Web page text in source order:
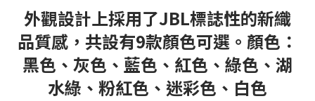
外觀設計上採用了JBL標誌性的新織
品質感，共設有9款顏色可選。 顏色：
黑色、灰色、藍色、紅色、綠色、湖
水綠、粉紅色、迷彩色、白色